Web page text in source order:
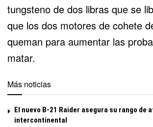
tungsteno de dos libras que se
que los dos motores de cohete
queman para aumentar las
matar.
Más noticias
El nuevo B-21 Raider asegura su rango de
intercontinental